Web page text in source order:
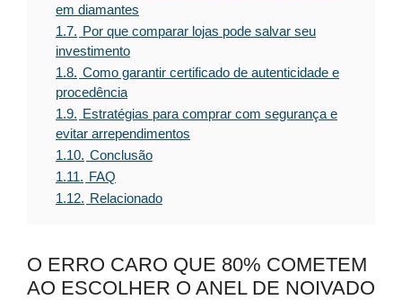
em diamantes
1.7. Por que comparar lojas pode salvar seu
investimento
1.8. Como garantir certificado de autenticidade e
procedência
1.9. Estratégias para comprar com segurança e
evitar arrependimentos
1.10. Conclusão
1.11. FAQ
1.12. Relacionado
O ERRO CARO QUE 80% COMETEM
AO ESCOLHER O ANEL DE NOIVADO